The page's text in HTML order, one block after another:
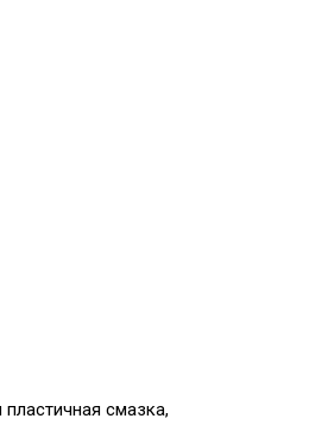
смазка,